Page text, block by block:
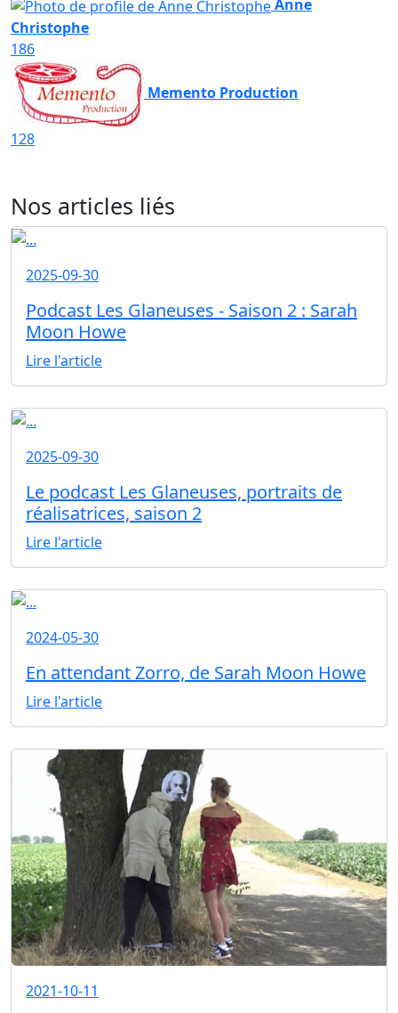
Anne
Christophe
186
Memento Production
128
Nos articles liés
2025-09-30
Podcast Les Glaneuses - Saison 2 : Sarah
Moon Howe
Lire l'article
2025-09-30
Le podcast Les Glaneuses, portraits de
réalisatrices, saison 2
Lire l'article
2024-05-30
En attendant Zorro, de Sarah Moon Howe
Lire l'article
2021-10-11